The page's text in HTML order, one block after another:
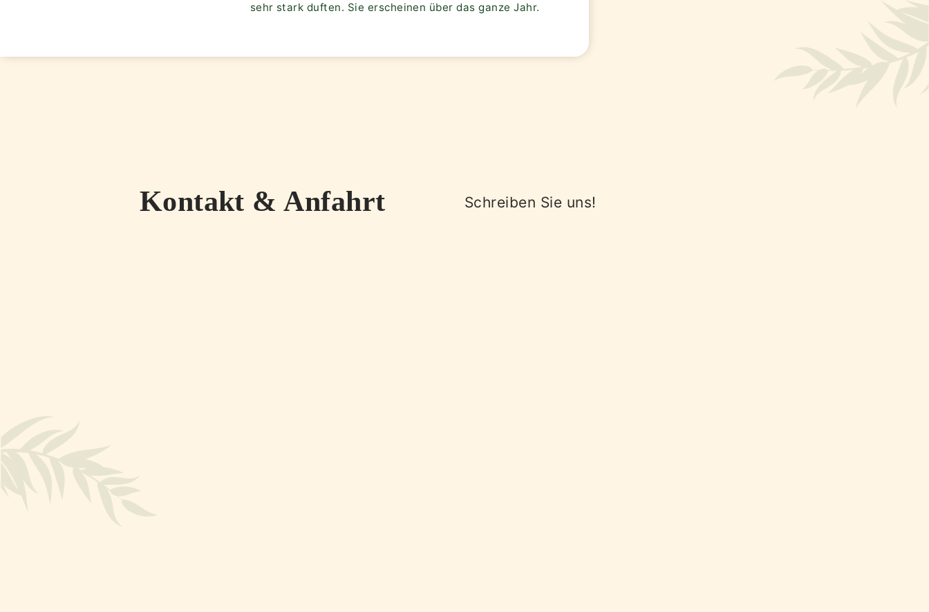
sehr stark duften. Sie erscheinen über das ganze Jahr.
Kontakt & Anfahrt Schreiben Sie uns!